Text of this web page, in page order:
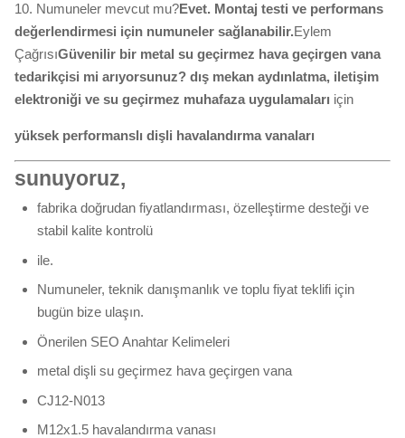
10. Numuneler mevcut mu?Evet. Montaj testi ve performans
değerlendirmesi için numuneler sağlanabilir.Eylem
ÇağrısıGüvenilir bir metal su geçirmez hava geçirgen vana
tedarikçisi mi arıyorsunuz? dış mekan aydınlatma, iletişim
elektroniği ve su geçirmez muhafaza uygulamaları için
yüksek performanslı dişli havalandırma vanaları
sunuyoruz,
fabrika doğrudan fiyatlandırması, özelleştirme desteği ve
stabil kalite kontrolü
ile.
Numuneler, teknik danışmanlık ve toplu fiyat teklifi için
bugün bize ulaşın.
Önerilen SEO Anahtar Kelimeleri
metal dişli su geçirmez hava geçirgen vana
CJ12-N013
M12x1.5 havalandırma vanası